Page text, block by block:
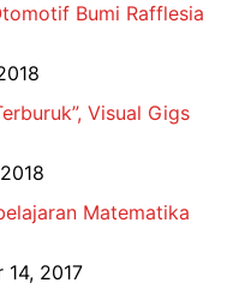
Bumi Rafflesia
Visual Gigs
Matematika
2017